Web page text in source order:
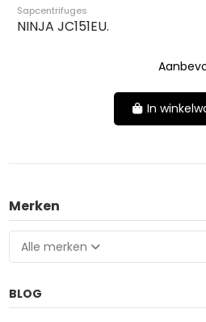
Sapcentrifuges
NINJA JC151EU.
In
Merken
Alle merken
BLOG